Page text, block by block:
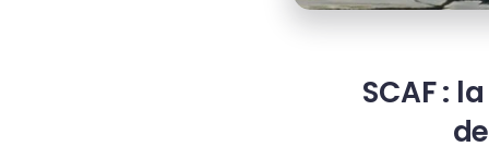
SCAF :